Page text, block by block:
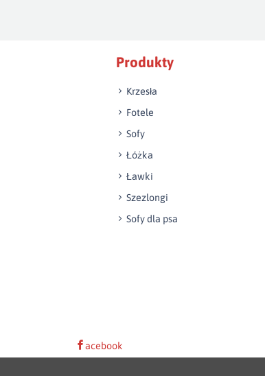
Produkty
Krzesła
Fotele
Sofy
Łóżka
Ławki
Szezlongi
Sofy dla psa
acebook